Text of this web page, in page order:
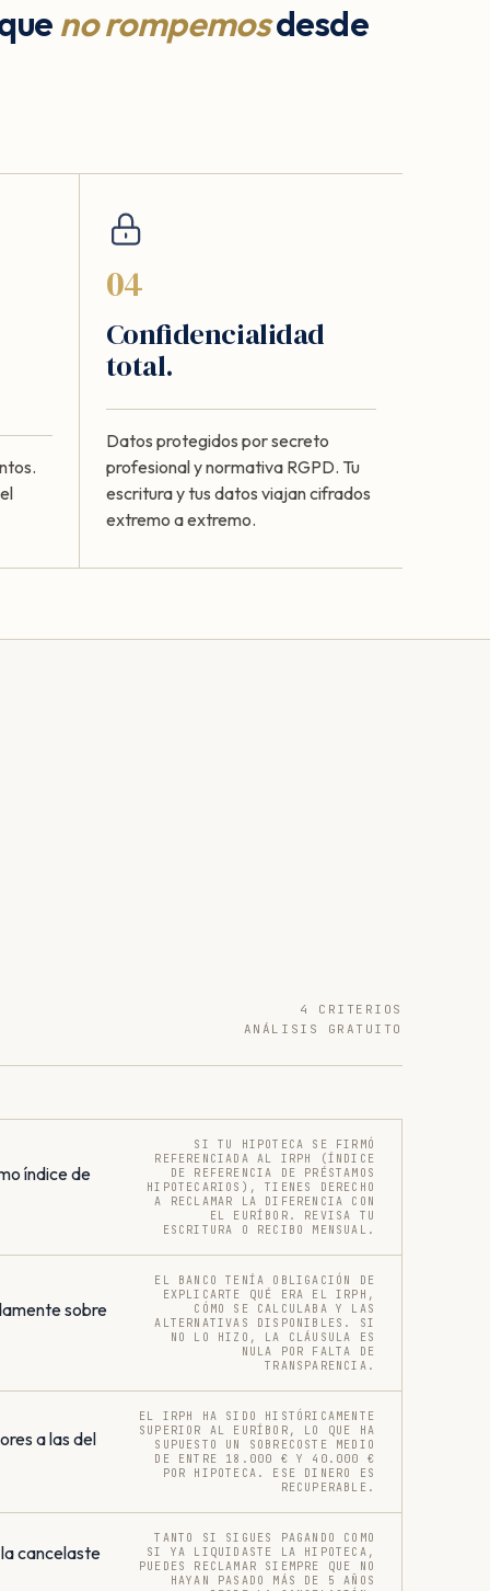
no rompemosdesde
04
Confidencialidad
total.
Datos protegidos por secreto
profesional y normativa RGPD. Tu
escritura y tus datos viajan cifrados
extremo a extremo.
4 CRITERIOS
ANÁLISIS GRATUITO
índice de
SI TU HIPOTECA SE FIRMÓ
REFERENCIADA AL IRPH (ÍNDICE
DE REFERENCIA DE PRÉSTAMOS
HIPOTECARIOS), TIENES DERECHO
A RECLAMAR LA DIFERENCIA CON
EL EURÍBOR. REVISA TU
ESCRITURA O RECIBO MENSUAL.
sobre
EL BANCO TENÍA OBLIGACIÓN DE
EXPLICARTE QUÉ ERA EL IRPH,
CÓMO SE CALCULABA Y LAS
ALTERNATIVAS DISPONIBLES. SI
NO LO HIZO, LA CLÁUSULA ES
NULA POR FALTA DE
TRANSPARENCIA.
a las del
EL IRPH HA SIDO HISTÓRICAMENTE
SUPERIOR AL EURÍBOR, LO QUE HA
SUPUESTO UN SOBRECOSTE MEDIO
DE ENTRE 18.000 € Y 40.000 €
POR HIPOTECA. ESE DINERO ES
RECUPERABLE.
cancelaste
TANTO SI SIGUES PAGANDO COMO
SI YA LIQUIDASTE LA HIPOTECA,
PUEDES RECLAMAR SIEMPRE QUE NO
HAYAN PASADO MÁS DE 5 AÑOS